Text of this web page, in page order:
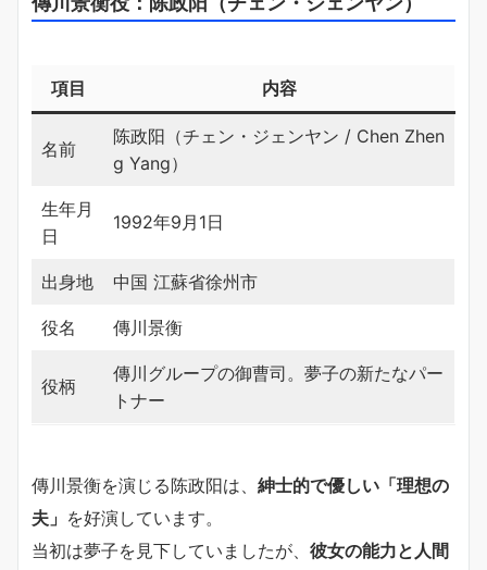
項目 内容
名前
陈政阳（チェン・ジェンヤン / Chen Zhen
g Yang）
生年月
日
1992年9月1日
出身地 中国 江蘇省徐州市
役名 傳川景衡
役柄
傳川グループの御曹司。夢子の新たなパー
トナー
傳川景衡を演じる陈政阳は、 紳士的で優しい「理想の
夫」 を好演しています。
当初は夢子を見下していましたが、 彼女の能力と人間